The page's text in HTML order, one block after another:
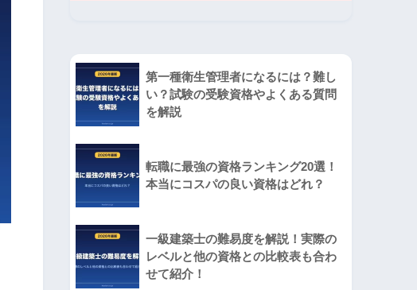
第一種衛生管理者になるには？難し
い？試験の受験資格やよくある質問
を解説
転職に最強の資格ランキング20選！
本当にコスパの良い資格はどれ？
一級建築士の難易度を解説！実際の
レベルと他の資格との比較表も合わ
せて紹介！